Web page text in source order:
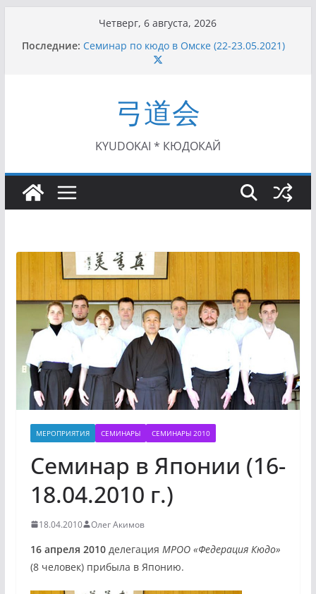
содержимому
Четверг, 6 августа, 2026
Последние: Семинар по кюдо в Омске (22-23.05.2021)
Чемпионат Росcии, Дёмино (2-5.09.2021)
II Кубок Посла Японии в России по Кюдо,
Орёл (25.07.2021)
I этап Кубка Московской области по Кюдо /
Сейдокан II (27.06.2021)
弓道会
KYUDOKAI * КЮДОКАЙ
МЕРОПРИЯТИЯ СЕМИНАРЫ СЕМИНАРЫ 2010
Семинар в Японии (16-
18.04.2010 г.)
18.04.2010 Олег Акимов
16 апреля 2010делегация МРОО «Федерация Кюдо»
(8 человек) прибыла в Японию.